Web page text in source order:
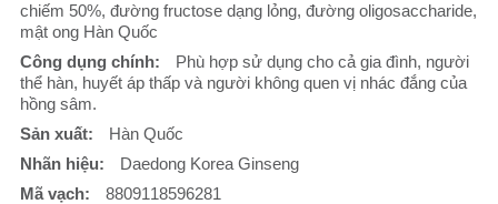
chiếm 50%, đường fructose dạng lỏng, đường oligosaccharide,
mật ong Hàn Quốc
Công dụng chính:
Phù hợp sử dụng cho cả gia đình, người
thể hàn, huyết áp thấp và người không quen vị nhác đắng của
hồng sâm.
Sản xuất:
Hàn Quốc
Nhãn hiệu:
Daedong Korea Ginseng
Mã vạch:
8809118596281